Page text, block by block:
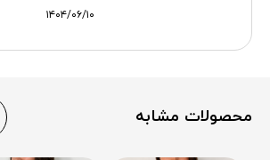
۱۴۰۴/۰۶/۱۰
محصولات مشابه